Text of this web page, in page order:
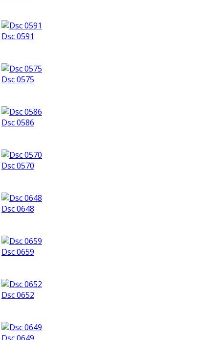
Dsc 0591
Dsc 0575
Dsc 0586
Dsc 0570
Dsc 0648
Dsc 0659
Dsc 0652